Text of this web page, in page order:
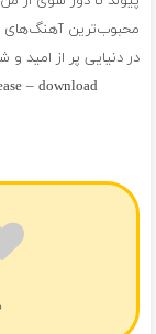
محبوب‌ترین آهنگ‌های
در دنیایی پر از امید
– download